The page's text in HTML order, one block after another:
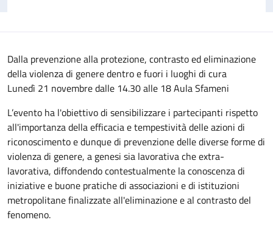
Dalla prevenzione alla protezione, contrasto ed eliminazione
della violenza di genere dentro e fuori i luoghi di cura
Lunedì 21 novembre dalle 14.30 alle 18 Aula Sfameni
L’evento ha l'obiettivo di sensibilizzare i partecipanti rispetto
all'importanza della efficacia e tempestività delle azioni di
riconoscimento e dunque di prevenzione delle diverse forme di
violenza di genere, a genesi sia lavorativa che extra-
lavorativa, diffondendo contestualmente la conoscenza di
iniziative e buone pratiche di associazioni e di istituzioni
metropolitane finalizzate all'eliminazione e al contrasto del
fenomeno.